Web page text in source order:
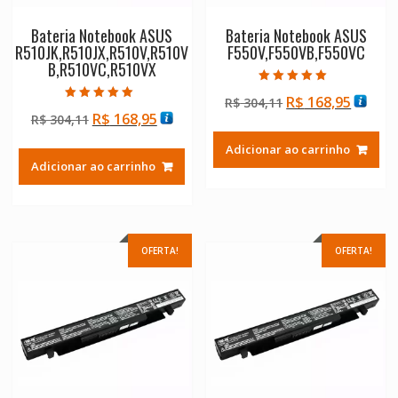
Bateria Notebook ASUS
R510JK,R510JX,R510V,R510V
B,R510VC,R510VX
5.00
de 5
R$304,11 O
original
era:
R$ 168,95O
atual
é:
Adicionar ao carrinho
Bateria Notebook ASUS
F550V,F550VB,F550VC
5.00
de 5
R$304,11 O
original
era:
R$ 168,95O
atual
é:
Adicionar ao carrinho
OFERTA! OFERTA!